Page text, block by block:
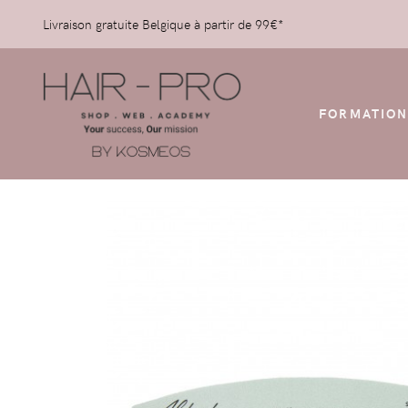
Livraison gratuite Belgique à partir de 99€*